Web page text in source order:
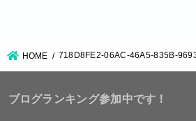
HOME 718D8FE2-06AC-46A5-835B-
ブログランキング参加中です！